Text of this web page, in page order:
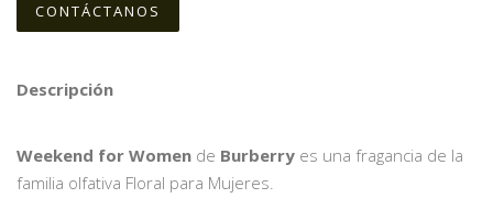
CONTÁCTANOS
Descripción
Weekend for Women de Burberry es una fragancia de la
familia olfativa Floral para Mujeres.